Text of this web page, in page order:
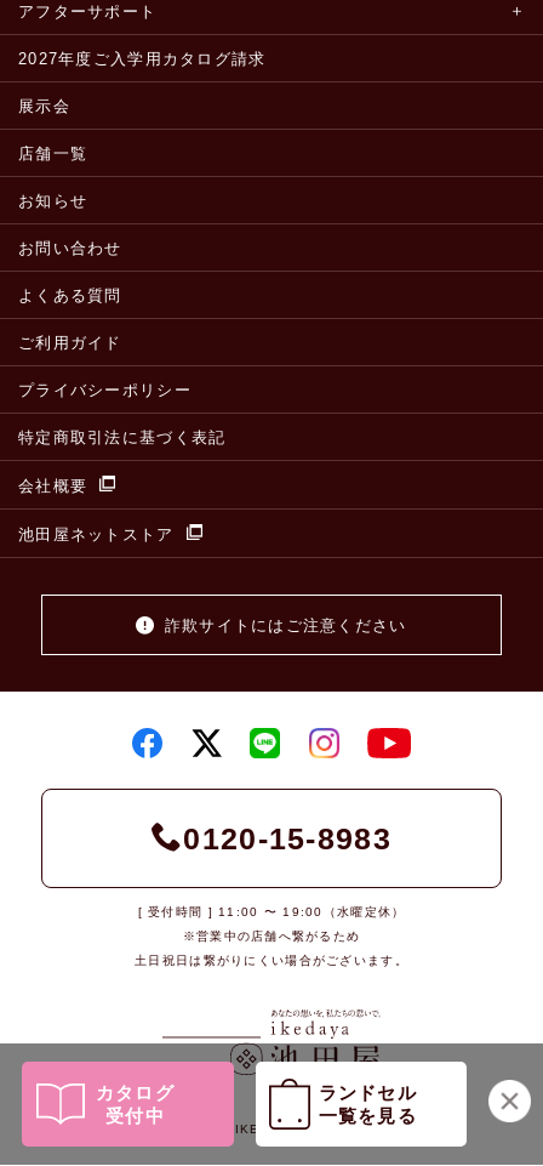
カタログ
受付中
ランドセル
一覧を見る
アフターサポート
2027年度ご入学用カタログ請求
展示会
店舗一覧
お知らせ
お問い合わせ
よくある質問
ご利用ガイド
プライバシーポリシー
特定商取引法に基づく表記
会社概要
池田屋ネットストア
詐欺サイトにはご注意ください
0120-15-8983
[ 受付時間 ] 11:00 〜 19:00（水曜定休）
※営業中の店舗へ繋がるため
土日祝日は繋がりにくい場合がございます。
© 2026 IKEDAYA Co., Ltd.